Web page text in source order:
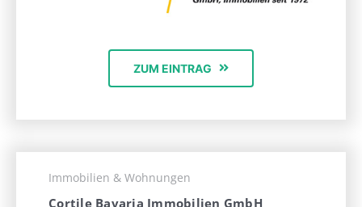
ZUM EINTRAG
Immobilien & Wohnungen
Cortile Bavaria Immobilien GmbH